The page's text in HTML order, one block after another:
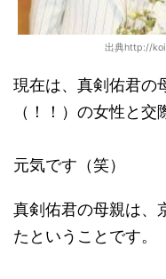
出典http://
現在は、真剣佑君の
（！！）の女性と交
元気です（笑）
真剣佑君の母親は、
たということです。